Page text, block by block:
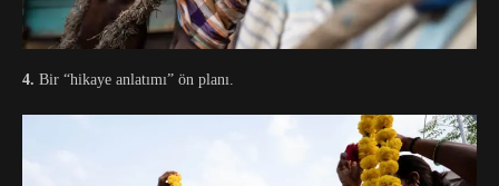
4. Bir “hikaye anlatımı” ön planı.